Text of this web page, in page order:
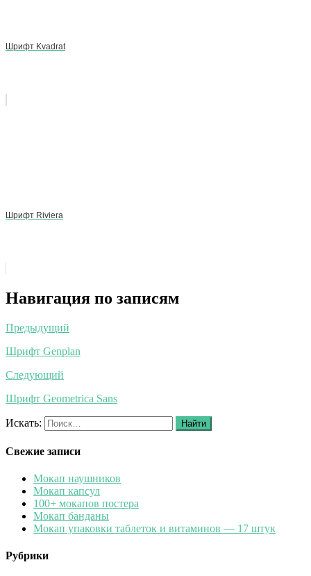
Шрифт Kvadrat
Шрифт Riviera
Навигация по записям
Предыдущий
Шрифт Genplan
Следующий
Шрифт Geometrica Sans
Искать: Найти
Свежие записи
Мокап наушников
Мокап капсул
100+ мокапов постера
Мокап банданы
Мокап упаковки таблеток и витаминов — 17 штук
Рубрики